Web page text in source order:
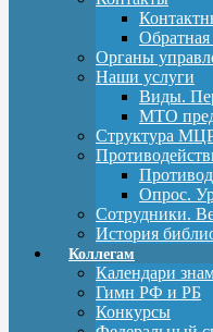
Обратная
Органы
Наши услуги
Виды.
МТО
Структура
Опрос.
Сотрудники.
История
Коллегам
Календари
Гимн РФ и РБ
Конкурсы